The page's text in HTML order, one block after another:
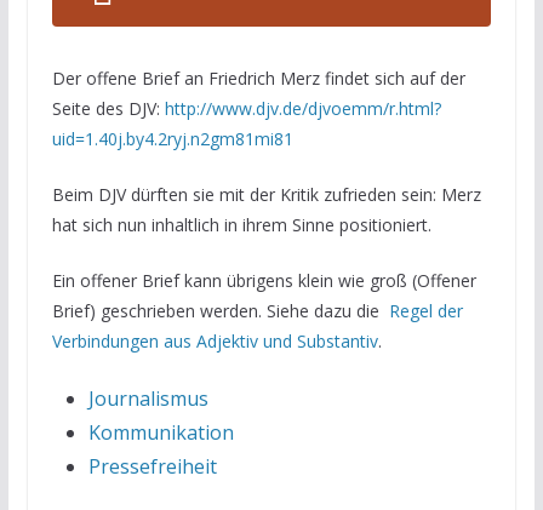
Der offene Brief an Friedrich Merz findet sich auf der
Seite des DJV: http://www.djv.de/djvoemm/r.html?
uid=1.40j.by4.2ryj.n2gm81mi81
Beim DJV dürften sie mit der Kritik zufrieden sein: Merz
hat sich nun inhaltlich in ihrem Sinne positioniert.
Ein offener Brief kann übrigens klein wie groß (Offener
Brief) geschrieben werden. Siehe dazu die Regel der
Verbindungen aus Adjektiv und Substantiv.
Journalismus
Kommunikation
Pressefreiheit